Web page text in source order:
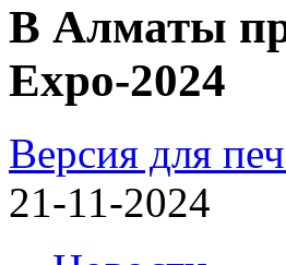
В Алматы
Expo-2024
Версия для
21-11-2024